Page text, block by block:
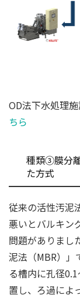
OD法下水処理
ちら
種類③膜分
た方式
従来の活性汚泥
悪いとバルキン
問題がありまし
泥法（MBR）」
る槽内に孔径
置し、ろ過によ